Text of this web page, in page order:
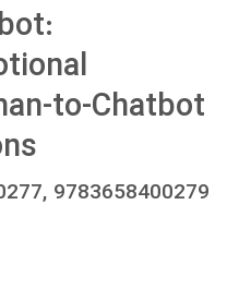
to-Chatbot
9783658400279